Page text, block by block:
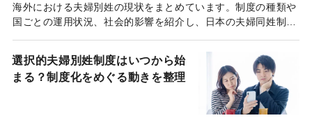
海外における夫婦別姓の現状をまとめています。制度の種類や
国ごとの運用状況、社会的影響を紹介し、日本の夫婦同姓制度
選択的夫婦別姓制度はいつから始
まる？制度化をめぐる動きを整理